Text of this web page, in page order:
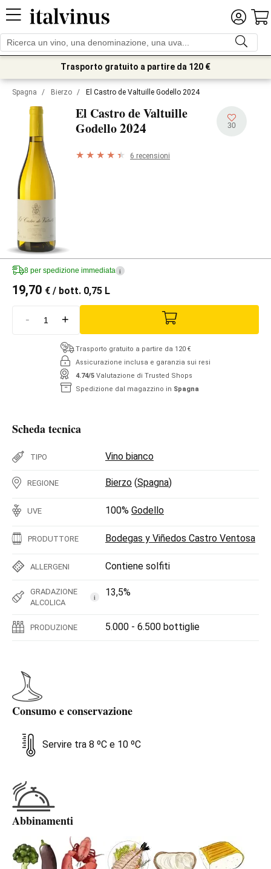
Trasporto gratuito a partire da 120 €
Spagna / Bierzo / El Castro de Valtuille Godello 2024
El Castro de Valtuille
Godello2024 30
6 recensioni
8 per spedizione immediata i
19,70 € / bott. 0,75 L
- +
Trasporto gratuito a partire da 120 €
Assicurazione inclusa e garanzia sui resi
4.74/5 Valutazione di Trusted Shops
Spedizione dal magazzino in Spagna
Scheda tecnica
TIPO Vino bianco
REGIONE Bierzo (Spagna)
UVE 100% Godello
PRODUTTORE Bodegas y Viñedos Castro Ventosa
ALLERGENI Contiene solfiti
GRADAZIONE
ALCOLICA
i 13,5%
PRODUZIONE 5.000 - 6.500 bottiglie
Consumo e conservazione
Servire tra 8 ºC e 10 ºC
Abbinamenti